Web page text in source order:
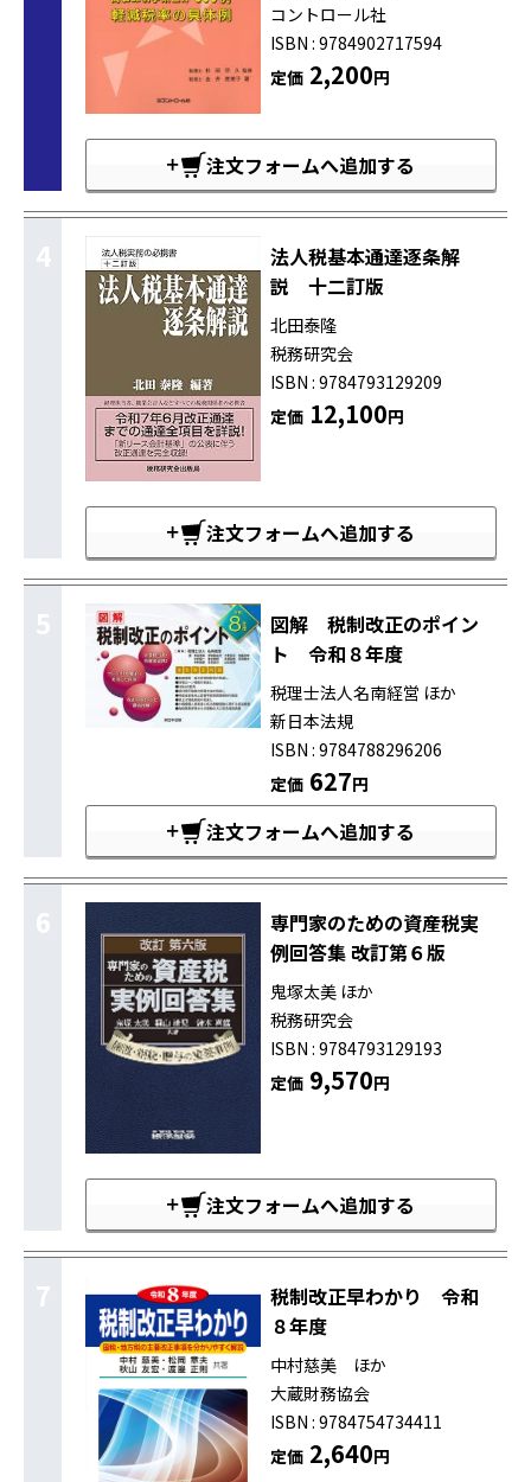
コントロール社
ISBN : 9784902717594
定価2,200円
注文フォームへ追加する
4
法人税基本通達逐条解
説 十二訂版
北田泰隆
税務研究会
ISBN : 9784793129209
定価12,100円
注文フォームへ追加する
5
図解 税制改正のポイン
ト 令和８年度
税理士法人名南経営 ほか
新日本法規
ISBN : 9784788296206
定価627円
注文フォームへ追加する
6
専門家のための資産税実
例回答集 改訂第６版
鬼塚太美 ほか
税務研究会
ISBN : 9784793129193
定価9,570円
注文フォームへ追加する
7
税制改正早わかり 令和
８年度
中村慈美 ほか
大蔵財務協会
ISBN : 9784754734411
定価2,640円